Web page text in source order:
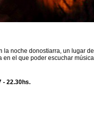
la noche donostiarra, un lugar de
en el que poder escuchar música
- 22.30hs.